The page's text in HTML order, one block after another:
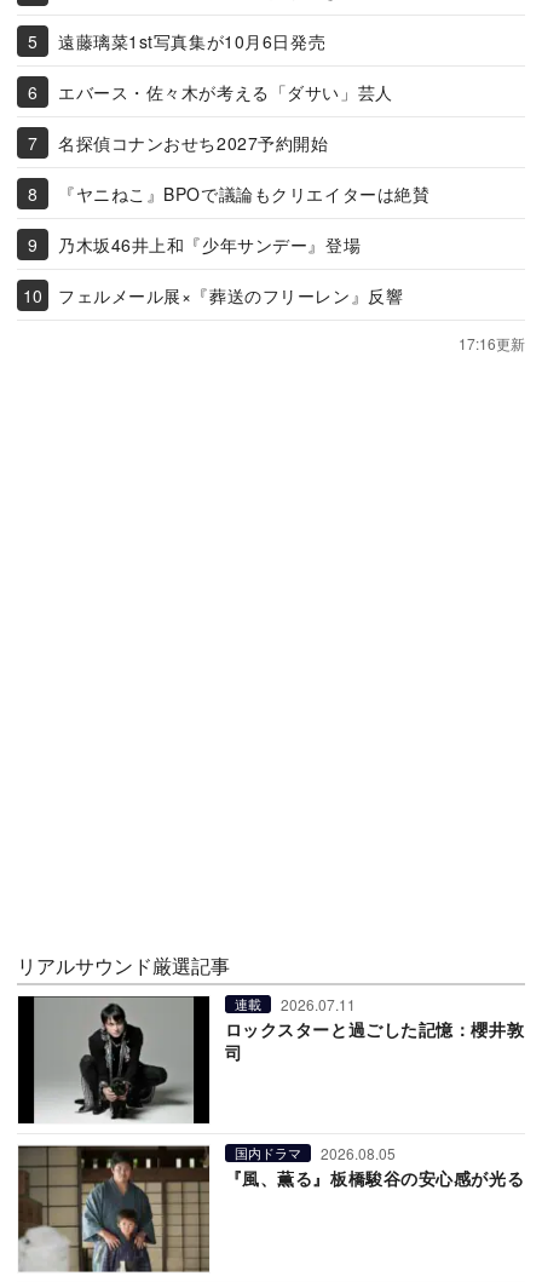
遠藤璃菜1st写真集が10月6日発売
エバース・佐々木が考える「ダサい」芸人
名探偵コナンおせち2027予約開始
『ヤニねこ』BPOで議論もクリエイターは絶賛
乃木坂46井上和『少年サンデー』登場
フェルメール展×『葬送のフリーレン』反響
17:16更新
リアルサウンド厳選記事
連載 2026.07.11
ロックスターと過ごした記憶：櫻井敦
司
国内ドラマ 2026.08.05
『風、薫る』板橋駿谷の安心感が光る